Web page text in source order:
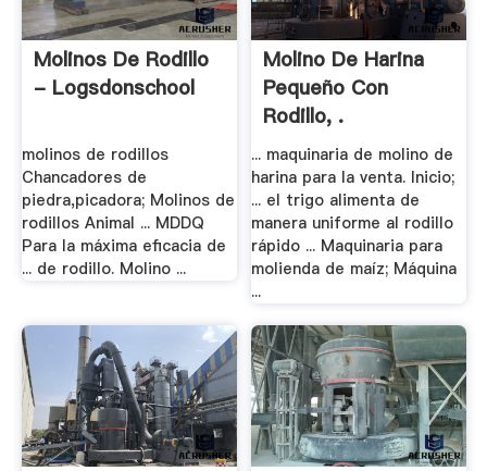
Molinos De Rodillo
- Logsdonschool
molinos de rodillos
Chancadores de
piedra,picadora; Molinos de
rodillos Animal ... MDDQ
Para la máxima eficacia de
... de rodillo. Molino ...
Molino De Harina
Pequeño Con
Rodillo, .
... maquinaria de molino de
harina para la venta. Inicio;
... el trigo alimenta de
manera uniforme al rodillo
rápido ... Maquinaria para
molienda de maíz; Máquina
...